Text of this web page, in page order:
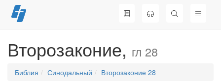
Перейти
к
Второзаконие, гл 28
Библия Синодальный Второзаконие 28